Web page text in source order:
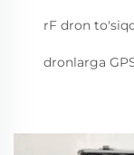
rF dron
dronlarga